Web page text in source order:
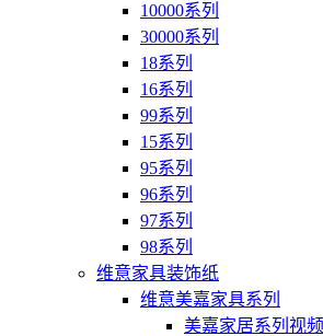
10000系列
30000系列
18系列
16系列
99系列
15系列
95系列
96系列
97系列
98系列
维意家具装饰纸
维意美嘉家具系列
美嘉家居系列视频